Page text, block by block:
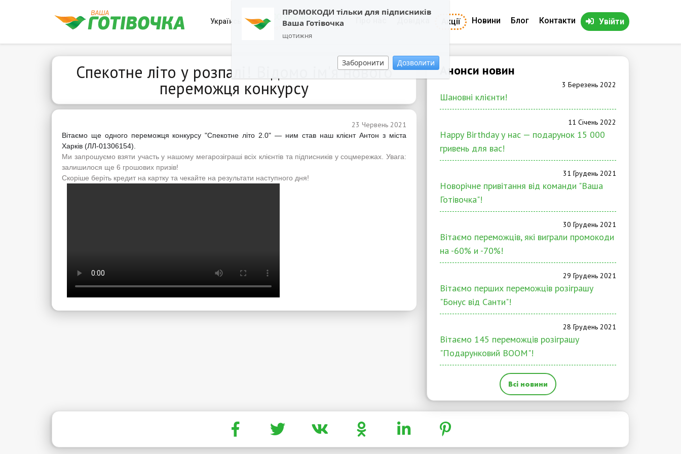
ПРОМОКОДИ тільки для підписників
Ваша Готівочка
щотижня
Заборонити Дозволити
Українська 0800 202 404
Зворотній дзвінок
Акції Новини Блог Контакти Увійти
Спекотне літо у розпалі! Відомо ім'я нового
переможця конкурсу
23 Червень 2021
Вітаємо ще одного переможця конкурсу "Спекотне літо 2.0" — ним став наш клієнт Антон з міста
Харків (ЛЛ-01306154).
Ми запрошуємо взяти участь у нашому мегарозіграші всіх клієнтів та підписників у соцмережах. Увага:
залишилося ще 6 грошових призів!
Скоріше беріть кредит на картку та чекайте на результати наступного дня!
Анонси новин
3 Березень 2022
Шановні клієнти!
11 Січень 2022
Happy Birthday у нас — подарунок 15 000
гривень для вас!
31 Грудень 2021
Новорічне привітання від команди "Ваша
Готівочка"!
30 Грудень 2021
Вітаємо переможців, які виграли промокоди
на -60% и -70%!
29 Грудень 2021
Вітаємо перших переможців розіграшу
"Бонус від Санти"!
28 Грудень 2021
Вітаємо 145 переможців розіграшу
"Подарунковий BOOM"!
Всі новини